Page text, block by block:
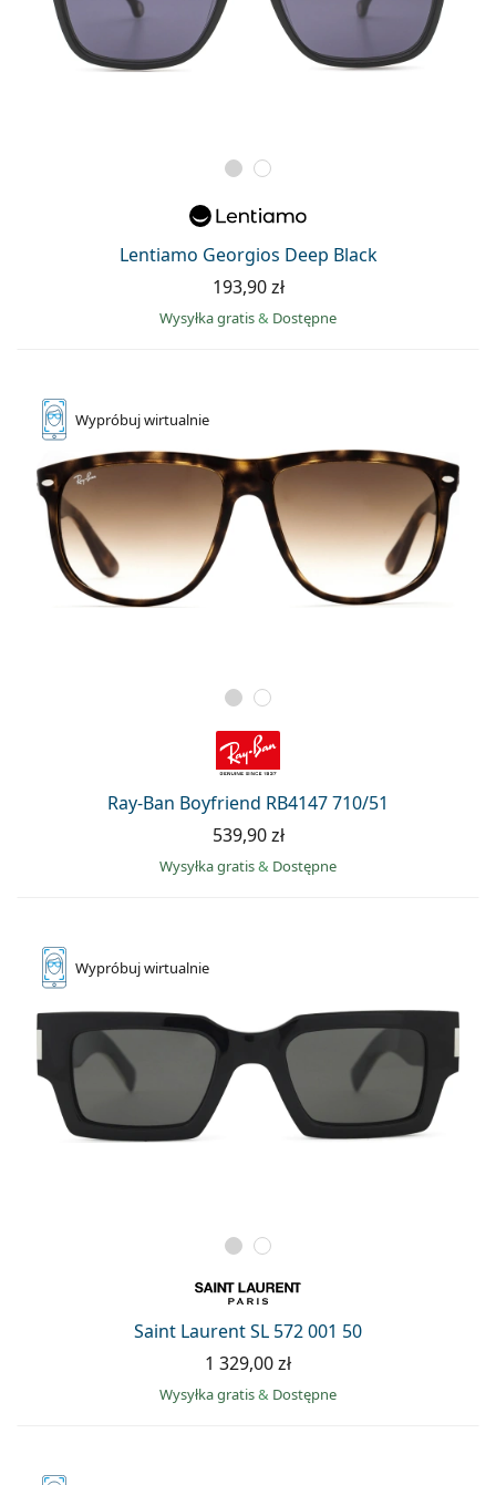
Lentiamo Georgios Deep Black
193,90 zł
Wysyłka gratis& Dostępne
Wypróbujwirtualnie
Ray-Ban Boyfriend RB4147 710/51
539,90 zł
Wysyłka gratis& Dostępne
Wypróbujwirtualnie
Saint Laurent SL 572 001 50
1 329,00 zł
Wysyłka gratis& Dostępne